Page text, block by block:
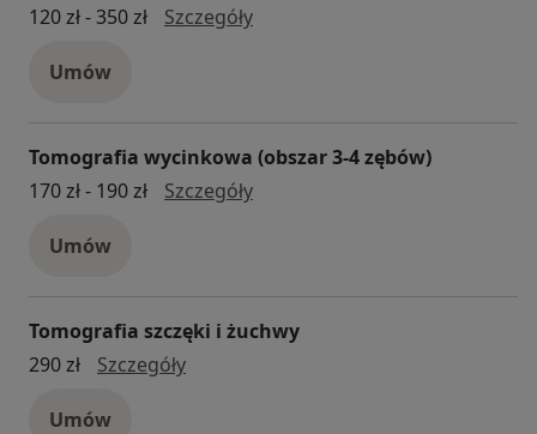
120 zł - 350 zł
Szczegółybadania diagnostyczne
Umów
Tomografia wycinkowa (obszar 3-4 zębów)
170 zł - 190 zł
SzczegółyTomografia wycinkowa
Umów
Tomografia szczęki i żuchwy
290 zł
SzczegółyTomografia szczęki i żuchwy
Umów